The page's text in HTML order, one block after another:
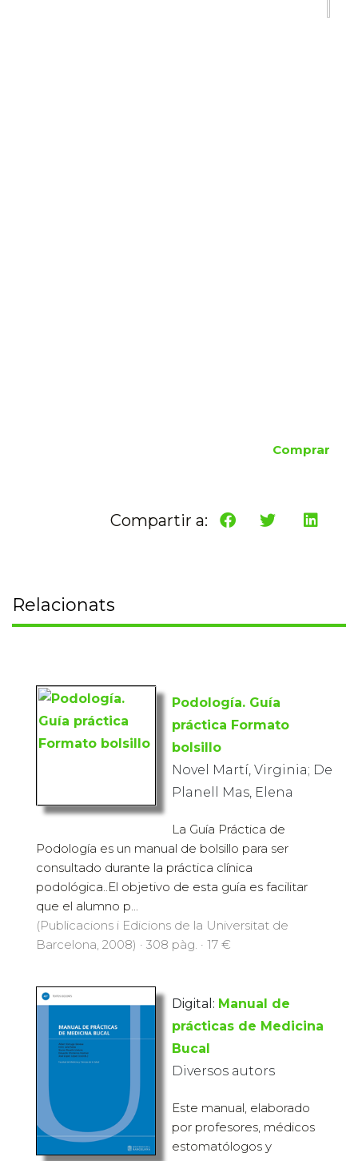
Comprar
Compartir a:
Relacionats
Podología. Guía
práctica Formato
bolsillo
Novel Martí, Virginia; De
Planell Mas, Elena
La Guía Práctica de
Podología es un manual de bolsillo para ser
consultado durante la práctica clínica
podológica..El objetivo de esta guía es facilitar
que el alumno p...
(Publicacions i Edicions de la Universitat de
Barcelona, 2008) · 308 pàg. · 17 €
Digital: Manual de
prácticas de Medicina
Bucal
Diversos autors
Este manual, elaborado
por profesores, médicos
estomatólogos y